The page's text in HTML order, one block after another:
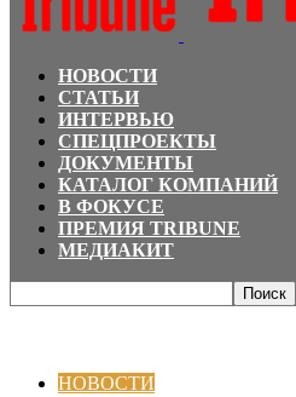
НОВОСТИ
СТАТЬИ
ИНТЕРВЬЮ
СПЕЦПРОЕКТЫ
ДОКУМЕНТЫ
КАТАЛОГ КОМПАНИЙ
В ФОКУСЕ
ПРЕМИЯ TRIBUNE
МЕДИАКИТ
НОВОСТИ